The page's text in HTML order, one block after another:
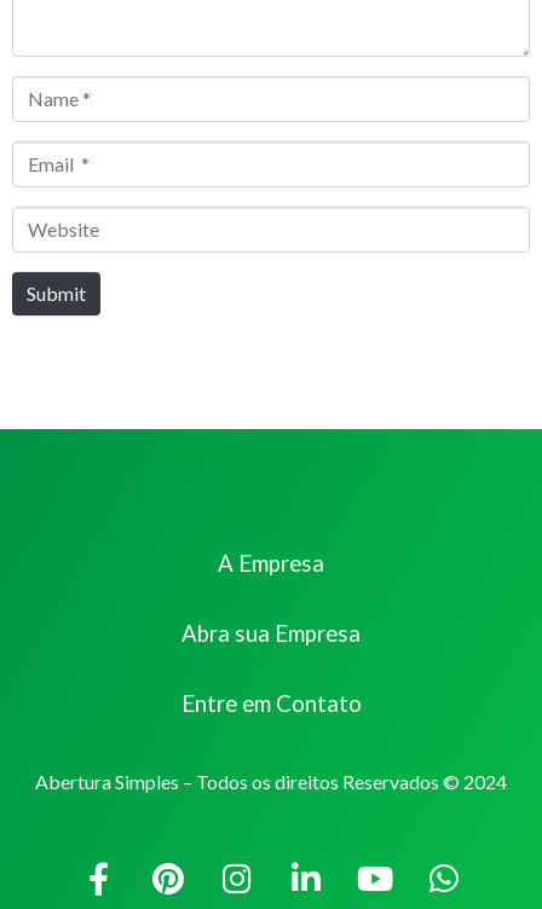
Name
Email
Website
Submit
A Empresa
Abra sua Empresa
Entre em Contato
Abertura Simples – Todos os direitos Reservados © 2024